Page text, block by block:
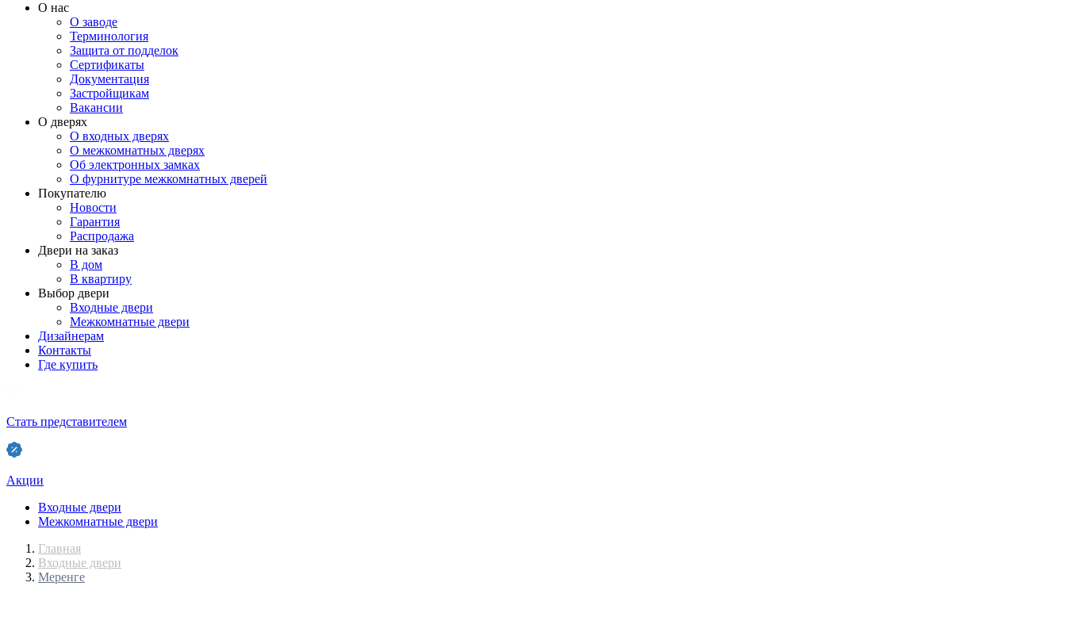
О нас
О заводе
Терминология
Защита от подделок
Сертификаты
Документация
Застройщикам
Вакансии
О дверях
О входных дверях
О межкомнатных дверях
Об электронных замках
О фурнитуре межкомнатных дверей
Покупателю
Новости
Гарантия
Распродажа
Двери на заказ
В дом
В квартиру
Выбор двери
Входные двери
Межкомнатные двери
Дизайнерам
Контакты
Где купить
Стать представителем
Акции
Входные двери
Межкомнатные двери
Главная
Входные двери
Меренге